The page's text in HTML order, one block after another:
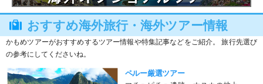
おすすめ海外旅行・海外ツアー情報
かもめツアーがおすすめするツアー情報や特集記事などをご紹介。 旅行先選び
の参考にしてくださいね。
ペルー厳選ツアー